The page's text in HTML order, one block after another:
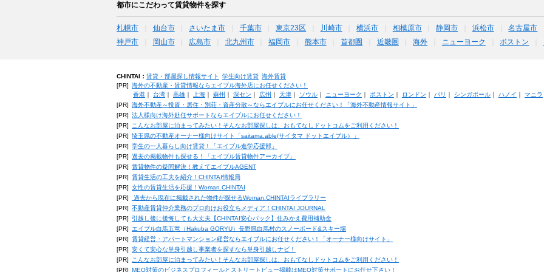
都市にこだわって賃貸物件を探す
札幌市 仙台市 さいたま市 千葉市 東京23区 川崎市 横浜市 相模原市 静岡市 浜松市 名古屋市
神戸市
岡山市 広島市 北九州市 福岡市 熊本市 首都圏 近畿圏 海外 ニューヨーク ボストン
CHINTAI： 賃貸・部屋探し情報サイト 学生向け賃貸 海外賃貸
[PR] 海外の不動産・賃貸情報ならエイブル海外店にお任せください！
香港｜ 台湾｜ 高雄｜ 上海｜ 蘇州 ｜ 深セン ｜ 広州 ｜ 天津｜ ソウル｜ ニューヨーク ｜ ボストン ｜ ロンドン ｜ パリ ｜ シンガポール｜ ハノイ ｜ マニラ
[PR] 海外不動産～投資・居住・別荘・資産分散～ならエイブルにお任せください！「海外不動産情報サイト」
[PR] 法人様向け海外赴任サポートならエイブルにお任せください！
[PR]
こんなお部屋に泊まってみたい！そんなお部屋探しは、おもてなしドットコムをご利用ください！
[PR] 埼玉県の不動産オーナー様向けサイト「saitama.able(サイタマ ドットエイブル）」
[PR] 学生の一人暮らし向け賃貸！「エイブル進学応援部」
[PR] 過去の掲載物件も探せる！「エイブル賃貸物件アーカイブ」
[PR] 賃貸物件の疑問解決！教えてエイブルAGENT
[PR] 賃貸生活の工夫を紹介！CHINTAI情報局
[PR] 女性の賃貸生活を応援！Woman.CHINTAI
[PR]
過去から現在に掲載された物件が探せるWoman.CHINTAIライブラリー
[PR] 不動産賃貸仲介業務のプロ向けお役立ちメディア！CHINTAI JOURNAL
[PR]
引越し後に後悔しても大丈夫【CHINTAI安心パック】住みかえ費用補助金
[PR]
エイブル白馬五竜（Hakuba GORYU）長野県白馬村のスノーボード&スキー場
[PR] 賃貸経営・アパートマンション経営ならエイブルにお任せください！「オーナー様向けサイト」
[PR] 安くて安心な単身引越し事業者を探すなら単身引越しナビ！
[PR]
こんなお部屋に泊まってみたい！そんなお部屋探しは、おもてなしドットコムをご利用ください！
[PR] MEO対策のビジネスプロフィールとストリートビュー掲載はMEO対策サポートにお任せ下さい！